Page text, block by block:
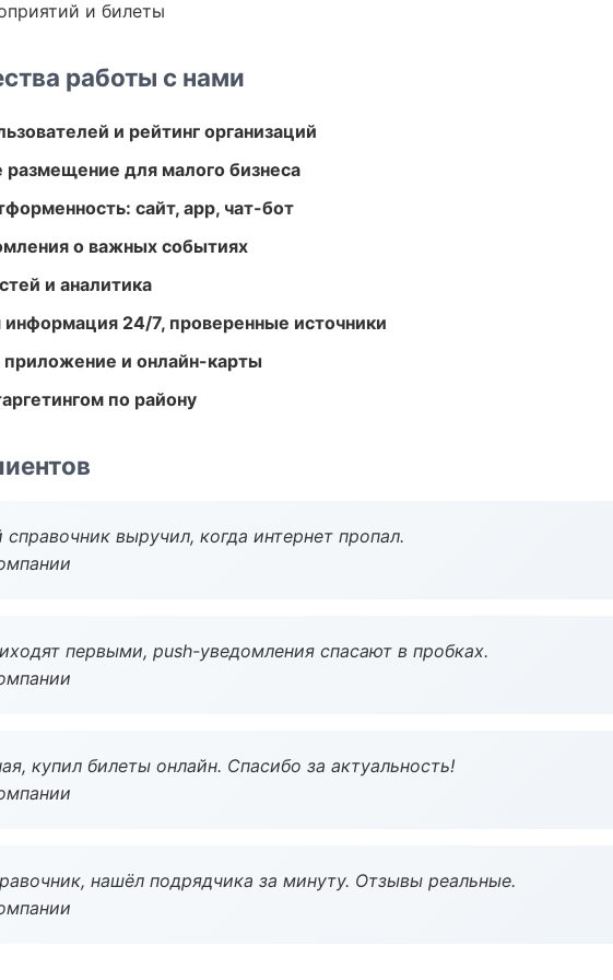
и билеты
работы с нами
и рейтинг организаций
размещение для малого бизнеса
сайт, app, чат-бот
о важных событиях
и аналитика
информация 24/7, проверенные источники
и онлайн-карты
по району
выручил, когда интернет пропал.
первыми, push-уведомления спасают в пробках.
купил билеты онлайн. Спасибо за актуальность!
нашёл подрядчика за минуту. Отзывы реальные.